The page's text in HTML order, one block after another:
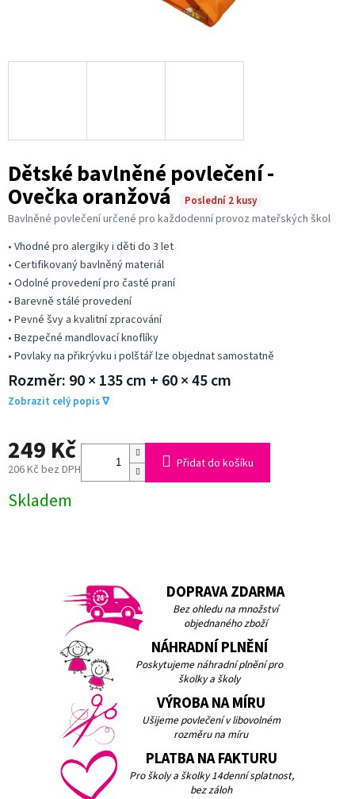
Dětské bavlněné povlečení -
Ovečka oranžová Poslední 2 kusy
Bavlněné povlečení určené pro každodenní provoz mateřských škol
• Vhodné pro alergiky i děti do 3 let
• Certifikovaný bavlněný materiál
• Odolné provedení pro časté praní
• Barevně stálé provedení
• Pevné švy a kvalitní zpracování
• Bezpečné mandlovací knoflíky
• Povlaky na přikrývku i polštář lze objednat samostatně
Rozměr: 90 × 135 cm + 60 × 45 cm
Zobrazit celý popis ∇
249 Kč
206 Kč bez DPH
Měrná
cena:
Přidat do košíku
Skladem
DOPRAVA ZDARMA
Bez ohledu na množství
objednaného zboží
NÁHRADNÍ PLNĚNÍ
Poskytujeme náhradní plnění pro
školky a školy
VÝROBA NA MÍRU
Ušijeme povlečení v libovolném
rozměru na míru
PLATBA NA FAKTURU
Pro školy a školky 14denní splatnost,
bez záloh